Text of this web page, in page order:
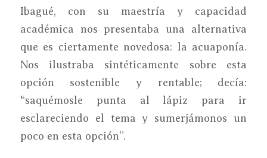
Ibagué, con su maestría y capacidad
académica nos presentaba una alternativa
que es ciertamente novedosa: la acuaponía.
Nos ilustraba sintéticamente sobre esta
opción sostenible y rentable; decía:
“saquémosle punta al lápiz para ir
esclareciendo el tema y sumerjámonos un
poco en esta opción”.